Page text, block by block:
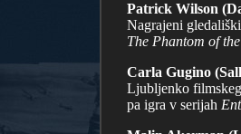
Patrick Wilson
Nagrajeni
The Phantom of
Carla Gugino
Ljubljenko
pa igra v serijah